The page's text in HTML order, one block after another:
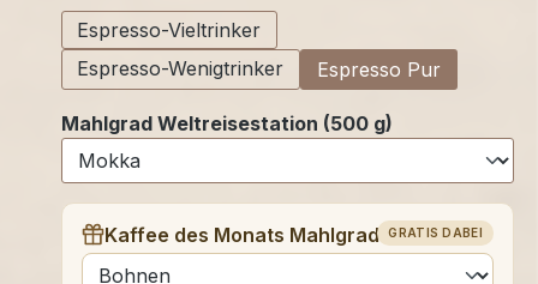
Espresso-Vieltrinker
Espresso-Wenigtrinker
Espresso Pur
Mahlgrad Weltreisestation (500 g)
GRATIS DABEI
Kaffee des Monats Mahlgrad (250 g)
auswählen